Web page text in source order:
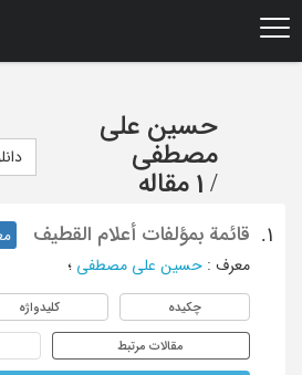
حسین علی
مصطفی
/ 1 مقاله
1. قائمة بمؤلفات أعلام القطیف
معرف : حسین علی مصطفی ؛
چکیده کلیدواژه
مقالات مرتبط